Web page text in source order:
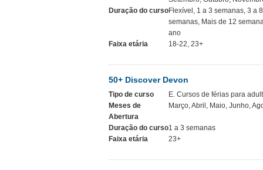
Duração do cursoFlexível, 1 a 3 semanas, 3 a
semanas, Mais de 12
ano
Faixa etária
18-22, 23+
50+ Discover Devon
Tipo de curso
E. Cursos de férias para
Meses de
Abertura
Março, Abril, Maio, Junho,
Duração do curso1 a 3 semanas
Faixa etária
23+